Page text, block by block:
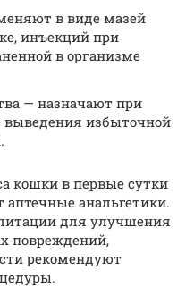
в виде мазей
инъекций при
в организме
— назначают при
выведения избыточной
кошки в первые сутки
анальгетики.
для улучшения
повреждений,
рекомендуют